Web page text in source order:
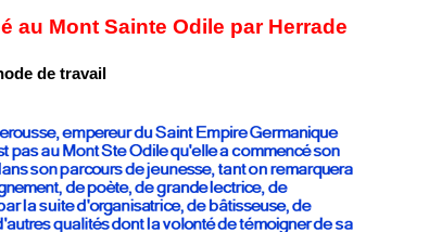
au Mont Sainte Odile par Herrade
de travail